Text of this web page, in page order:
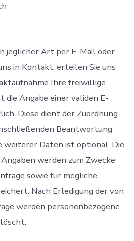
jeglicher Art per E-Mail oder
in Kontakt, erteilen Sie uns
Ihre freiwillige
die Angabe einer validen E-
Diese dient der Zuordnung
Beantwortung
weiterer Daten ist optional. Die
werden zum Zwecke
sowie für mögliche
Nach Erledigung der von
werden personenbezogene